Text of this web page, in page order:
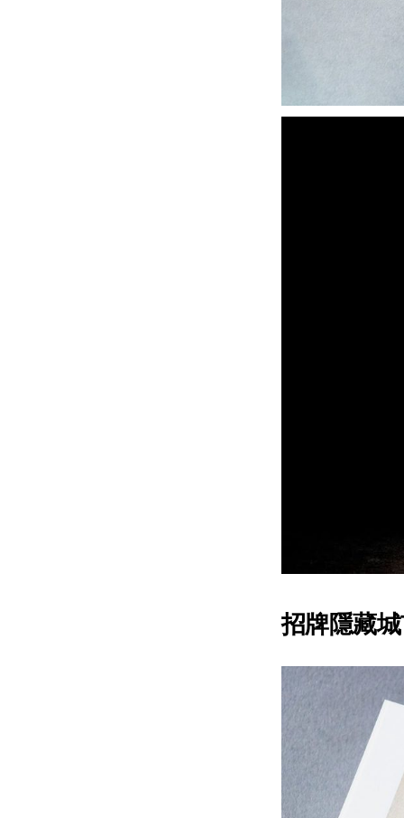
招牌隱藏